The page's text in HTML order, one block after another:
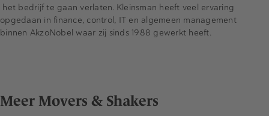
het bedrijf te gaan verlaten. Kleinsman heeft veel ervaring
opgedaan in finance, control, IT en algemeen management
binnen AkzoNobel waar zij sinds 1988 gewerkt heeft.
Meer Movers & Shakers